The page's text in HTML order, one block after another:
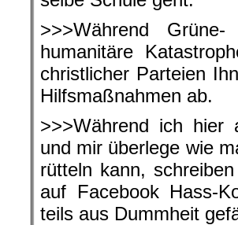
>>>Während
humanitäre
christlicher Parteien
Hilfsmaßnahmen ab.
>>>Während ich hier
und mir überlege wie
rütteln kann,
auf Facebook Hass-
teils aus Dummheit